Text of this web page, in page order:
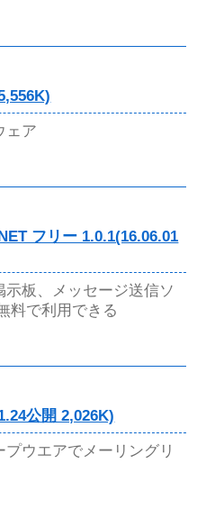
ェア
フリー 1.0.1(16.06.01
板、メッセージ送信ソ
料で利用できる
公開 2,026K)
ウエアでメーリングリ